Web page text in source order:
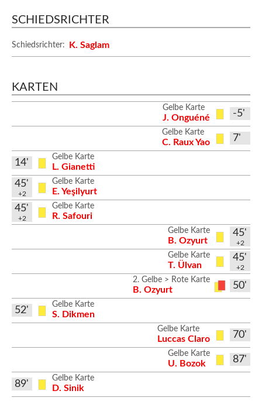
SCHIEDSRICHTER
Schiedsrichter: K. Saglam
KARTEN
-5'
Gelbe Karte
J. Onguéné
7'
Gelbe Karte
C. Raux Yao
Gelbe Karte
L. Gianetti
14'
Gelbe Karte
E. Yeşilyurt
45'
+2
Gelbe Karte
R. Safouri
45'
+2
45'
+2
Gelbe Karte
B. Ozyurt
45'
+2
Gelbe Karte
T. Ülvan
50'
2. Gelbe > Rote Karte
B. Ozyurt
Gelbe Karte
S. Dikmen
52'
70'
Gelbe Karte
Luccas Claro
87'
Gelbe Karte
U. Bozok
Gelbe Karte
D. Sinik
89'